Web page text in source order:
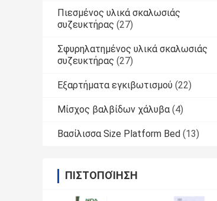
Πιεσμένος υλικά σκαλωσιάς
συζευκτήρας (27)
Σφυρηλατημένος υλικά σκαλωσιάς
συζευκτήρας (27)
Εξαρτήματα εγκιβωτισμού (22)
Μίσχος βαλβίδων χάλυβα (4)
Βασίλισσα Size Platform Bed (13)
ΠΙΣΤΟΠΟΊΗΣΗ